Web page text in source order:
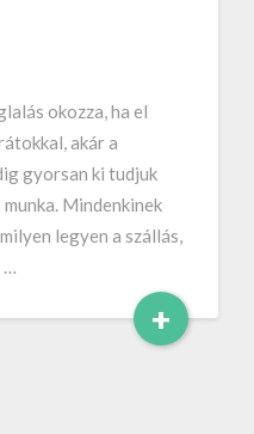
okozza, ha el
akár a
gyorsan ki tudjuk
Mindenkinek
legyen a szállás,
…
+Read
More